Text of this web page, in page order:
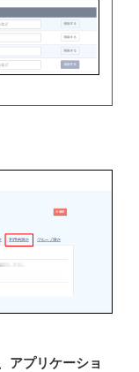
アプリケーショ